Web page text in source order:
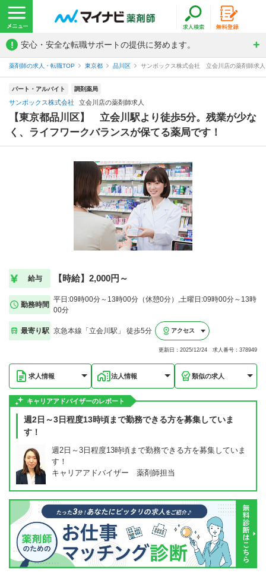
! 安心・安全な転職サポートの提供に努めます。
薬剤師の求人・転職TOP 東京都 品川区 サンボックス株式会社 立会川店の薬剤師求人
パート・アルバイト 調剤薬局
サンボックス株式会社 立会川店の薬剤師求人
【東京都品川区】 立会川駅より徒歩5分。残業が少な
く、ライフワークバランスが保てる薬局です！
給与 【時給】2,000円～
勤務時間
平日:09時00分～13時00分（休憩0分）,土曜日:09時00分～13時
00分
最寄り駅 京急本線「立会川駅」 徒歩5分 アクセス
更新日：2025/12/24 求人番号：378949
求人情報 法人情報 類似の求人
キャリアアドバイザーのレポート
週2日～3日程度13時頃まで勤務できる方を募集していま
す！
週2日～3日程度13時頃まで勤務できる方を募集していま
す！
キャリアアドバイザー 薬剤師担当